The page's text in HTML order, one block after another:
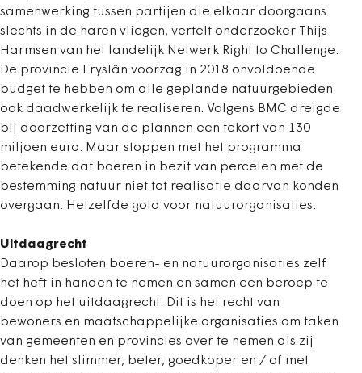
samenwerking tussen partijen die elkaar doorgaans
slechts in de haren vliegen, vertelt onderzoeker Thijs
Harmsen van het landelijk Netwerk Right to Challenge.
De provincie Fryslân voorzag in 2018 onvoldoende
budget te hebben om alle geplande natuurgebieden
ook daadwerkelijk te realiseren. Volgens BMC dreigde
bij doorzetting van de plannen een tekort van 130
miljoen euro. Maar stoppen met het programma
betekende dat boeren in bezit van percelen met de
bestemming natuur niet tot realisatie daarvan konden
overgaan. Hetzelfde gold voor natuurorganisaties.
Uitdaagrecht
Daarop besloten boeren- en natuurorganisaties zelf
het heft in handen te nemen en samen een beroep te
doen op het uitdaagrecht. Dit is het recht van
bewoners en maatschappelijke organisaties om taken
van gemeenten en provincies over te nemen als zij
denken het slimmer, beter, goedkoper en / of met